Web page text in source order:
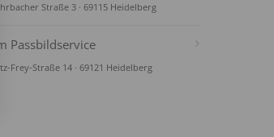
Straße 3 · 69115 Heidelberg
Passbildservice
Frey-Straße 14 · 69121 Heidelberg